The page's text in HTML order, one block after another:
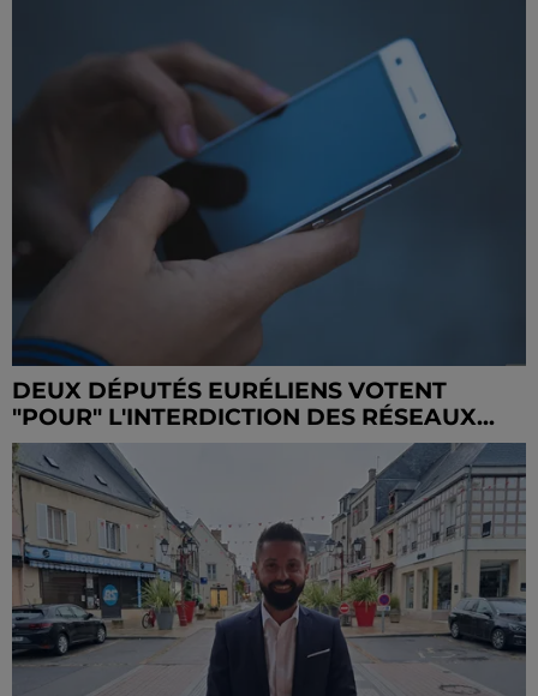
DEUX DÉPUTÉS EURÉLIENS VOTENT
"POUR" L'INTERDICTION DES RÉSEAUX...